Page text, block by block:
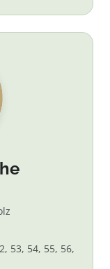
53, 54, 55, 56,